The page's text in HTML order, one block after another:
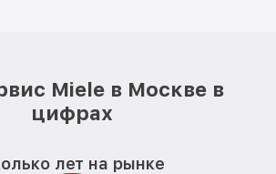
Miele в Москве в
цифрах
лет на рынке